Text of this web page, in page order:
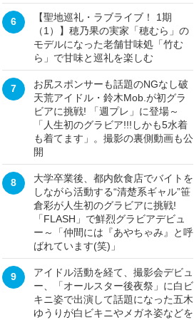
6
【聖地巡礼・ラブライブ！ 1期
（1）】穂乃果の実家「穂むら」の
モデルになった老舗甘味処「竹む
ら」で甘味と巡礼を楽しむ
7
お尻スポンサーも話題のNGなし破
天荒アイドル・鈴木Mob.が初グラ
ビアに挑戦! 「週プレ」に登場～
「人生初のグラビア!!!しかも5水着
も着てます」。撮影の裏側動画も公
開
8
大学卒業後、都内飲食店でバイトを
しながら活動する“清楚系ギャル”笹
倉彩が人生初のグラビアに挑戦!
「FLASH」で鮮烈グラビアデビュ
ー～「仲間には『あやちゃみ』と呼
ばれています(笑)」
9
アイドル活動を経て、撮影会デビュ
ー、「オールスター後夜祭」に白ビ
キニ姿で出演して話題になった五木
ゆうりが白ビキニやメガネ姿などを